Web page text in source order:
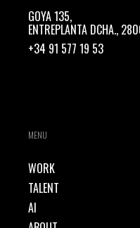
GOYA 135,
ENTREPLANTA DCHA.,
+34 91 577 19 53
MENU
WORK
TALENT
AI